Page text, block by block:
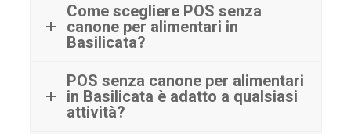
Come scegliere POS senza
canone per alimentari in
Basilicata?
POS senza canone per alimentari
in Basilicata è adatto a qualsiasi
attività?